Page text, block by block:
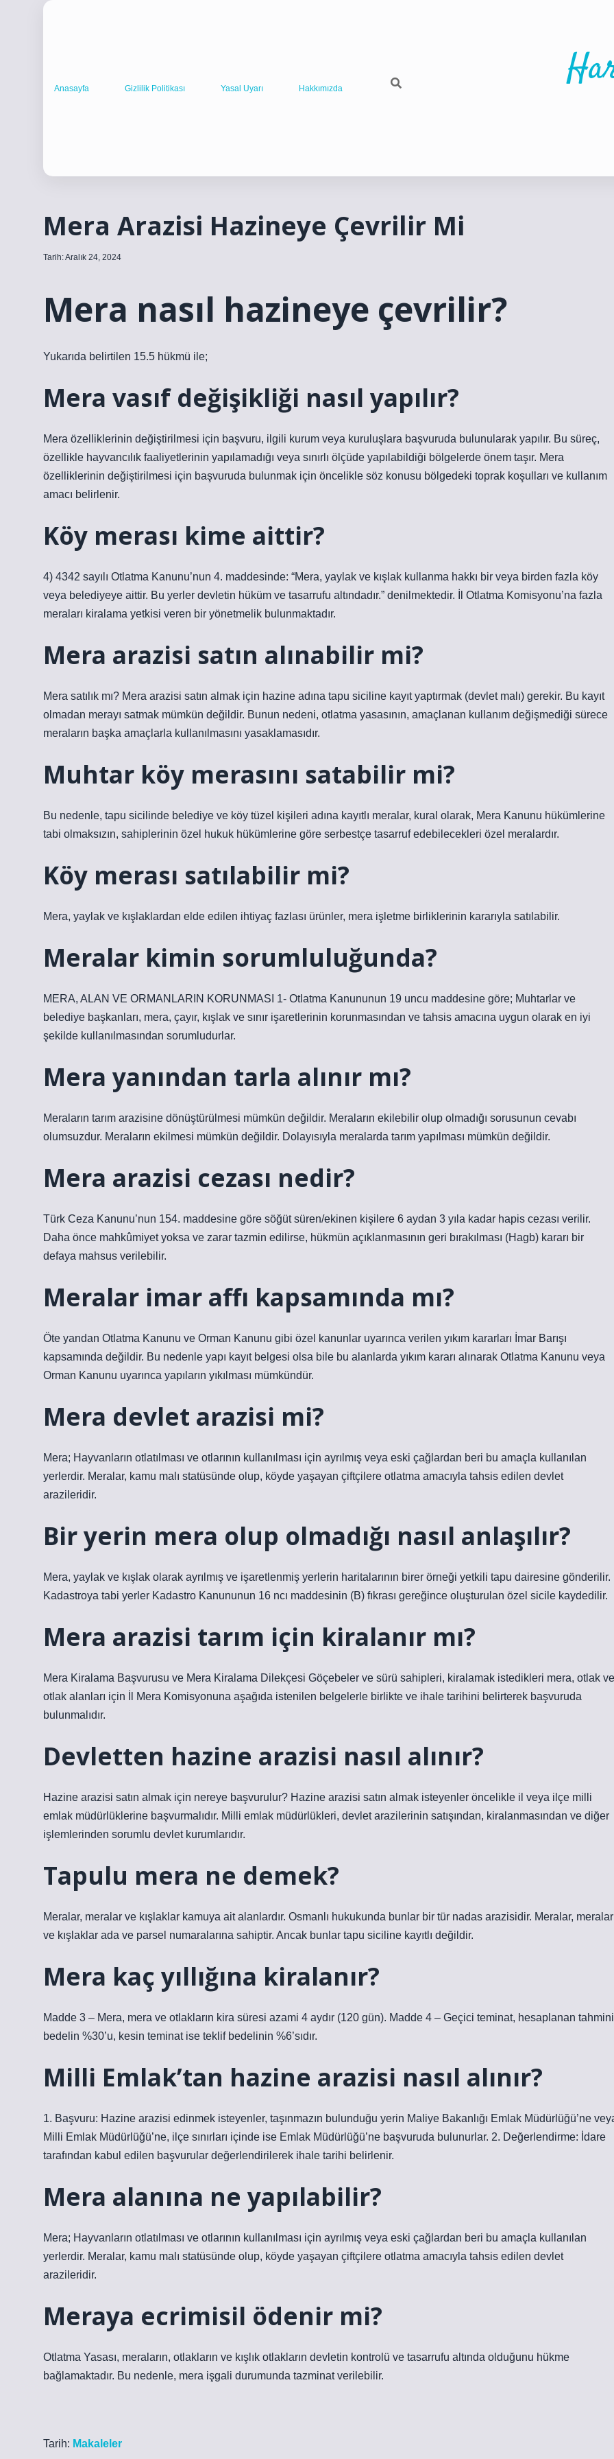
Anasayfa Gizlilik Politikası Yasal Uyarı Hakkımızda
Mera Arazisi Hazineye Çevrilir Mi
Tarih: Aralık 24, 2024
Mera nasıl hazineye çevrilir?
Yukarıda belirtilen 15.5 hükmü ile;
Mera vasıf değişikliği nasıl yapılır?
Mera özelliklerinin değiştirilmesi için başvuru, ilgili kurum veya kuruluşlara başvuruda bulunularak yapılır. Bu süreç,
özellikle hayvancılık faaliyetlerinin yapılamadığı veya sınırlı ölçüde yapılabildiği bölgelerde önem taşır. Mera
özelliklerinin değiştirilmesi için başvuruda bulunmak için öncelikle söz konusu bölgedeki toprak koşulları ve kullanım
amacı belirlenir.
Köy merası kime aittir?
4) 4342 sayılı Otlatma Kanunu’nun 4. maddesinde: “Mera, yaylak ve kışlak kullanma hakkı bir veya birden fazla köy
veya belediyeye aittir. Bu yerler devletin hüküm ve tasarrufu altındadır.” denilmektedir. İl Otlatma Komisyonu’na fazla
meraları kiralama yetkisi veren bir yönetmelik bulunmaktadır.
Mera arazisi satın alınabilir mi?
Mera satılık mı? Mera arazisi satın almak için hazine adına tapu siciline kayıt yaptırmak (devlet malı) gerekir. Bu kayıt
olmadan merayı satmak mümkün değildir. Bunun nedeni, otlatma yasasının, amaçlanan kullanım değişmediği sürece
meraların başka amaçlarla kullanılmasını yasaklamasıdır.
Muhtar köy merasını satabilir mi?
Bu nedenle, tapu sicilinde belediye ve köy tüzel kişileri adına kayıtlı meralar, kural olarak, Mera Kanunu hükümlerine
tabi olmaksızın, sahiplerinin özel hukuk hükümlerine göre serbestçe tasarruf edebilecekleri özel meralardır.
Köy merası satılabilir mi?
Mera, yaylak ve kışlaklardan elde edilen ihtiyaç fazlası ürünler, mera işletme birliklerinin kararıyla satılabilir.
Meralar kimin sorumluluğunda?
MERA, ALAN VE ORMANLARIN KORUNMASI 1- Otlatma Kanununun 19 uncu maddesine göre; Muhtarlar ve
belediye başkanları, mera, çayır, kışlak ve sınır işaretlerinin korunmasından ve tahsis amacına uygun olarak en iyi
şekilde kullanılmasından sorumludurlar.
Mera yanından tarla alınır mı?
Meraların tarım arazisine dönüştürülmesi mümkün değildir. Meraların ekilebilir olup olmadığı sorusunun cevabı
olumsuzdur. Meraların ekilmesi mümkün değildir. Dolayısıyla meralarda tarım yapılması mümkün değildir.
Mera arazisi cezası nedir?
Türk Ceza Kanunu’nun 154. maddesine göre söğüt süren/ekinen kişilere 6 aydan 3 yıla kadar hapis cezası verilir.
Daha önce mahkûmiyet yoksa ve zarar tazmin edilirse, hükmün açıklanmasının geri bırakılması (Hagb) kararı bir
defaya mahsus verilebilir.
Meralar imar affı kapsamında mı?
Öte yandan Otlatma Kanunu ve Orman Kanunu gibi özel kanunlar uyarınca verilen yıkım kararları İmar Barışı
kapsamında değildir. Bu nedenle yapı kayıt belgesi olsa bile bu alanlarda yıkım kararı alınarak Otlatma Kanunu veya
Orman Kanunu uyarınca yapıların yıkılması mümkündür.
Mera devlet arazisi mi?
Mera; Hayvanların otlatılması ve otlarının kullanılması için ayrılmış veya eski çağlardan beri bu amaçla kullanılan
yerlerdir. Meralar, kamu malı statüsünde olup, köyde yaşayan çiftçilere otlatma amacıyla tahsis edilen devlet
arazileridir.
Bir yerin mera olup olmadığı nasıl anlaşılır?
Mera, yaylak ve kışlak olarak ayrılmış ve işaretlenmiş yerlerin haritalarının birer örneği yetkili tapu dairesine gönderilir.
Kadastroya tabi yerler Kadastro Kanununun 16 ncı maddesinin (B) fıkrası gereğince oluşturulan özel sicile kaydedilir.
Mera arazisi tarım için kiralanır mı?
Mera Kiralama Başvurusu ve Mera Kiralama Dilekçesi Göçebeler ve sürü sahipleri, kiralamak istedikleri mera, otlak ve
otlak alanları için İl Mera Komisyonuna aşağıda istenilen belgelerle birlikte ve ihale tarihini belirterek başvuruda
bulunmalıdır.
Devletten hazine arazisi nasıl alınır?
Hazine arazisi satın almak için nereye başvurulur? Hazine arazisi satın almak isteyenler öncelikle il veya ilçe milli
emlak müdürlüklerine başvurmalıdır. Milli emlak müdürlükleri, devlet arazilerinin satışından, kiralanmasından ve diğer
işlemlerinden sorumlu devlet kurumlarıdır.
Tapulu mera ne demek?
Meralar, meralar ve kışlaklar kamuya ait alanlardır. Osmanlı hukukunda bunlar bir tür nadas arazisidir. Meralar, meralar
ve kışlaklar ada ve parsel numaralarına sahiptir. Ancak bunlar tapu siciline kayıtlı değildir.
Mera kaç yıllığına kiralanır?
Madde 3 – Mera, mera ve otlakların kira süresi azami 4 aydır (120 gün). Madde 4 – Geçici teminat, hesaplanan tahmini
bedelin %30’u, kesin teminat ise teklif bedelinin %6’sıdır.
Milli Emlak’tan hazine arazisi nasıl alınır?
1. Başvuru: Hazine arazisi edinmek isteyenler, taşınmazın bulunduğu yerin Maliye Bakanlığı Emlak Müdürlüğü’ne
Milli Emlak Müdürlüğü’ne, ilçe sınırları içinde ise Emlak Müdürlüğü’ne başvuruda bulunurlar. 2. Değerlendirme: İdare
tarafından kabul edilen başvurular değerlendirilerek ihale tarihi belirlenir.
Mera alanına ne yapılabilir?
Mera; Hayvanların otlatılması ve otlarının kullanılması için ayrılmış veya eski çağlardan beri bu amaçla kullanılan
yerlerdir. Meralar, kamu malı statüsünde olup, köyde yaşayan çiftçilere otlatma amacıyla tahsis edilen devlet
arazileridir.
Meraya ecrimisil ödenir mi?
Otlatma Yasası, meraların, otlakların ve kışlık otlakların devletin kontrolü ve tasarrufu altında olduğunu hükme
bağlamaktadır. Bu nedenle, mera işgali durumunda tazminat verilebilir.
Tarih: Makaleler